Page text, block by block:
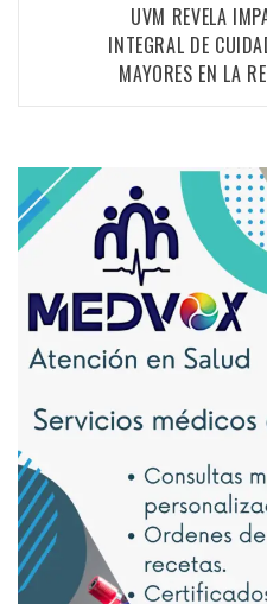
UVM REVELA
INTEGRAL DE
MAYORES EN LA